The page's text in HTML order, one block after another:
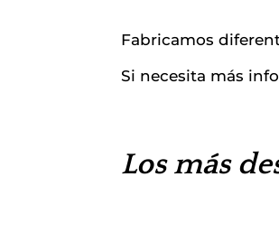
Fabricamos
Si necesita más
Los más